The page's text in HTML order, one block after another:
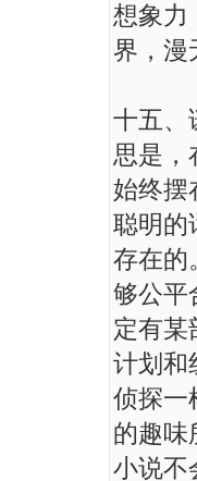
想象力
界，漫
十五、
思是，
始终摆
聪明的
存在的
够公平
定有某
计划和
侦探一
的趣味
小说不